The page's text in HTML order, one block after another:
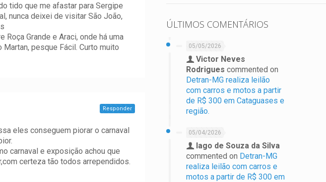
tido que me afastar para Sergipe
nunca deixei de visitar São João,
Roça Grande e Araci, onde há uma
pesque Fácil. Curto muito
eles conseguem piorar o carnaval
carnaval e exposição achou que
certeza tão todos arrependidos.
Responder
ÚLTIMOS COMENTÁRIOS
05/05/2026
Victor Neves
Rodrigues commented on
Detran-MG realiza leilão
com carros e motos a partir
de R$ 300 em Cataguases e
região.
05/04/2026
Iago de Souza da Silva
commented on Detran-MG
realiza leilão com carros e
motos a partir de R$ 300 em